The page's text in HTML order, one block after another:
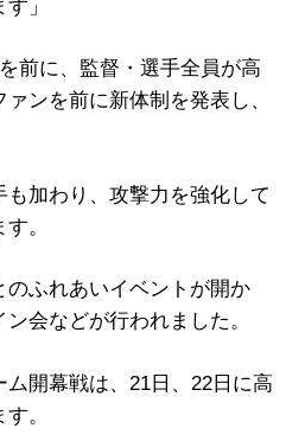
」
前に、監督・選手全員が高
ンを前に新体制を発表し、
加わり、攻撃力を強化して
。
ふれあいイベントが開か
会などが行われました。
開幕戦は、21日、22日に高
。